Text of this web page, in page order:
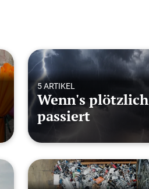
5 ARTIKEL
Wenn's plötzlich
passiert